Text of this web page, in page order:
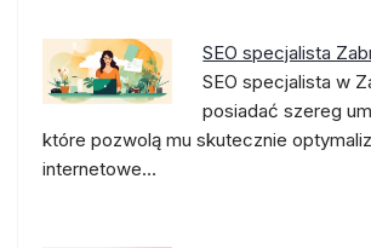
SEO specjalista
SEO specjalista w
posiadać szereg
które pozwolą mu skutecznie
internetowe…